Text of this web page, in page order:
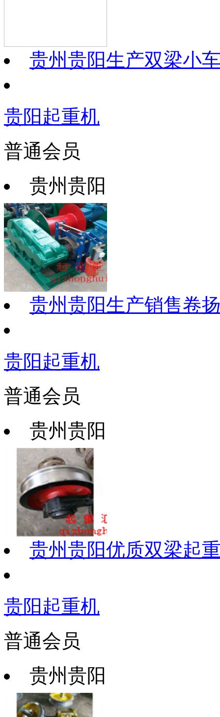
贵州贵阳生产双梁小
贵阳起重机
普通会员
贵州贵阳
贵州贵阳生产销售卷
贵阳起重机
普通会员
贵州贵阳
贵州贵阳优质双梁起
贵阳起重机
普通会员
贵州贵阳